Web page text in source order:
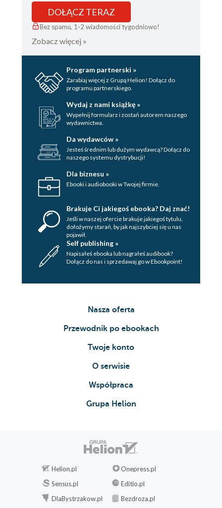
DOŁĄCZ TERAZ
Bez spamu, 1-2 wiadomości tygodniowo!
Zobacz więcej »
Program partnerski »
Zarabiaj więcej z Grupą Helion! Dołącz do
programu partnerskiego.
Wydaj z nami książkę »
Wypełnij formularz i zostań autorem naszego
wydawnictwa.
Da wydawców »
Jesteś średnim lub dużym wydawcą? Dołącz do
naszego systemu dystrybucji!
Dla biznesu »
Ebooki i audiobooki w Twojej firmie.
Brakuje Ci jakiegoś ebooka? Daj znać!
Jeśli w naszej ofercie brakuje jakiegoś tytulu,
dołożymy starań, by jak najszybciej się u nas
pojawił.
Self publishing »
Napisałeś ebooka lub nagrałeś audibook?
Dołącz do nas i sprzedawaj go w Ebookpoint!
Nasza oferta
Przewodnik po ebookach
Twoje konto
O serwisie
Współpraca
Grupa Helion
Helion.pl
Onepress.pl
Sensus.pl
Editio.pl
DlaBystrzakow.pl
Bezdroza.pl